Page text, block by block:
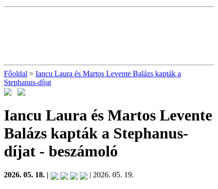
Főoldal > Iancu Laura és Martos Levente Balázs kapták a
Stephanus-díjat
Iancu Laura és Martos Levente
Balázs kapták a Stephanus-
díjat - beszámoló
2026. 05. 18. | | 2026. 05. 19.